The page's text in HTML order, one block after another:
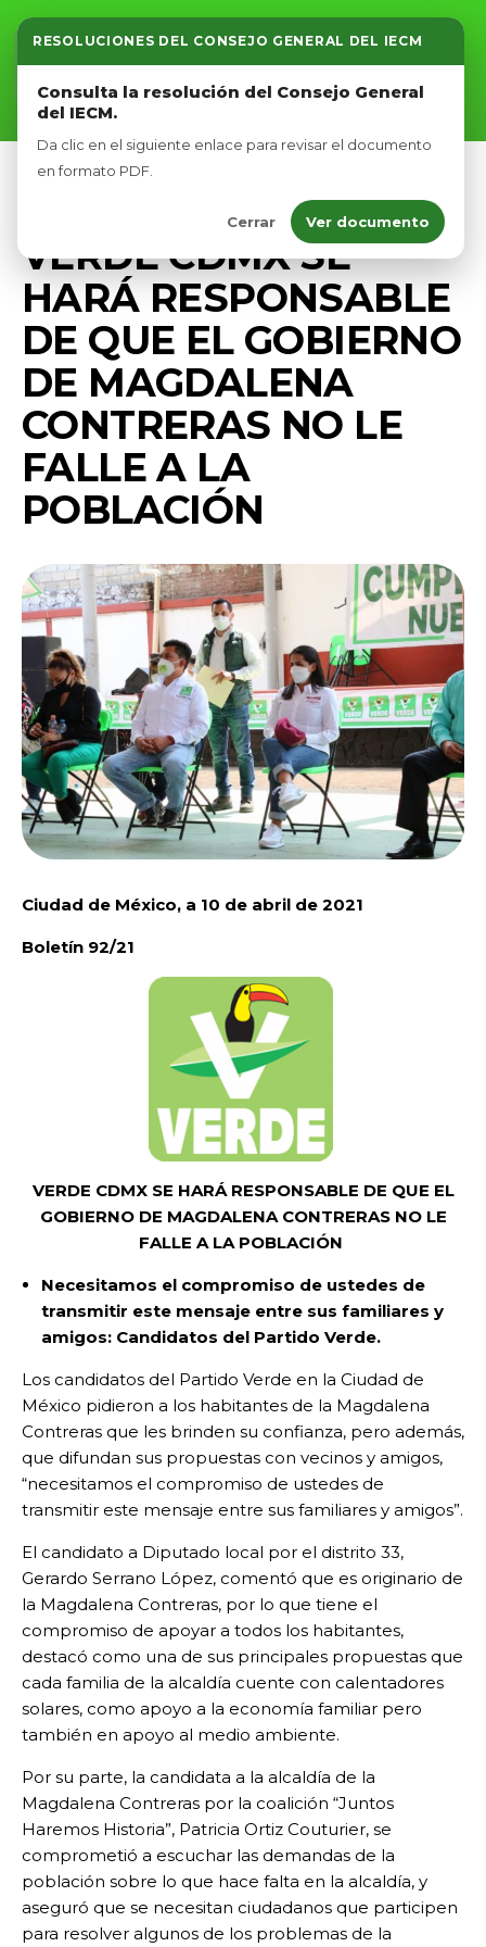
RESOLUCIONES DEL CONSEJO GENERAL DEL IECM
Consulta la resolución del Consejo General
del IECM.
Da clic en el siguiente enlace para revisar el documento
en formato PDF.
Cerrar Ver documento
Inicio
Nosotros
Afíliate
PRENSA
VERDE CDMX SE
HARÁ RESPONSABLE
DE QUE EL GOBIERNO
DE MAGDALENA
CONTRERAS NO LE
FALLE A LA
POBLACIÓN
Ciudad de México, a 10 de abril de 2021
Boletín 92/21
VERDE CDMX SE HARÁ RESPONSABLE DE QUE EL
GOBIERNO DE MAGDALENA CONTRERAS NO LE
FALLE A LA POBLACIÓN
Necesitamos el compromiso de ustedes de
transmitir este mensaje entre sus familiares y
amigos: Candidatos del Partido Verde.
Los candidatos del Partido Verde en la Ciudad de
México pidieron a los habitantes de la Magdalena
Contreras que les brinden su confianza, pero además,
que difundan sus propuestas con vecinos y amigos,
“necesitamos el compromiso de ustedes de
transmitir este mensaje entre sus familiares y amigos”.
El candidato a Diputado local por el distrito 33,
Gerardo Serrano López, comentó que es originario de
la Magdalena Contreras, por lo que tiene el
compromiso de apoyar a todos los habitantes,
destacó como una de sus principales propuestas que
cada familia de la alcaldía cuente con calentadores
solares, como apoyo a la economía familiar pero
también en apoyo al medio ambiente.
Por su parte, la candidata a la alcaldía de la
Magdalena Contreras por la coalición “Juntos
Haremos Historia”, Patricia Ortiz Couturier, se
comprometió a escuchar las demandas de la
población sobre lo que hace falta en la alcaldía, y
aseguró que se necesitan ciudadanos que participen
para resolver algunos de los problemas de la